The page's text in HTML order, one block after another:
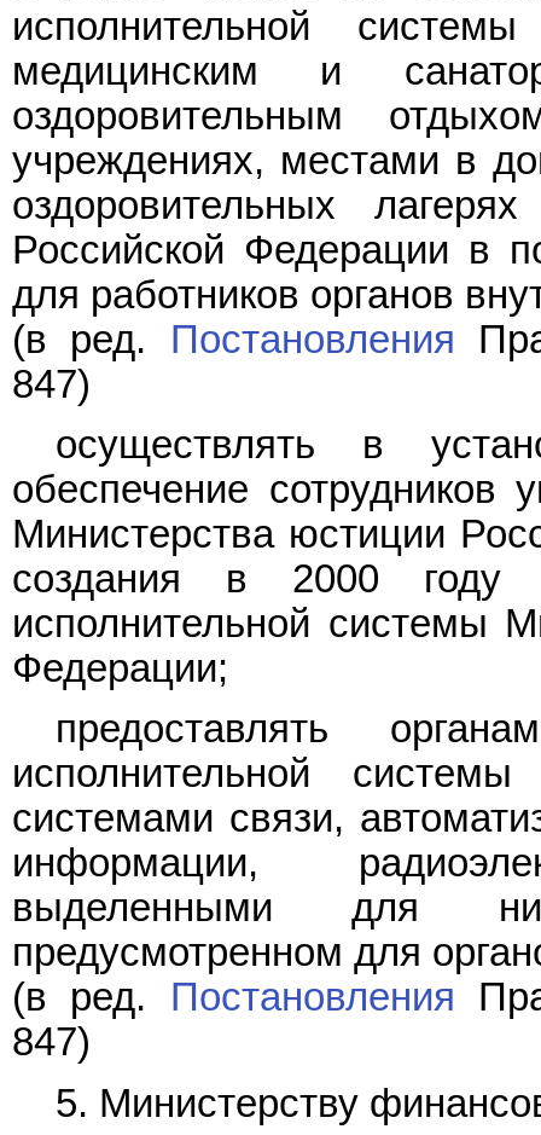
исполнительной
медицинским и
оздоровительным
учреждениях, местами в
оздоровительных
Российской Федерации в
для работников органов
(в ред. Постановления
847)
осуществлять в
обеспечение сотрудников
Министерства юстиции
создания в 2000 году
исполнительной системы
Федерации;
предоставлять
исполнительной
системами связи,
информации,
выделенными для
предусмотренном для
(в ред. Постановления
847)
5. Министерству